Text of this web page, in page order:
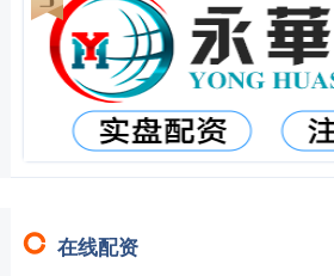
在线配资